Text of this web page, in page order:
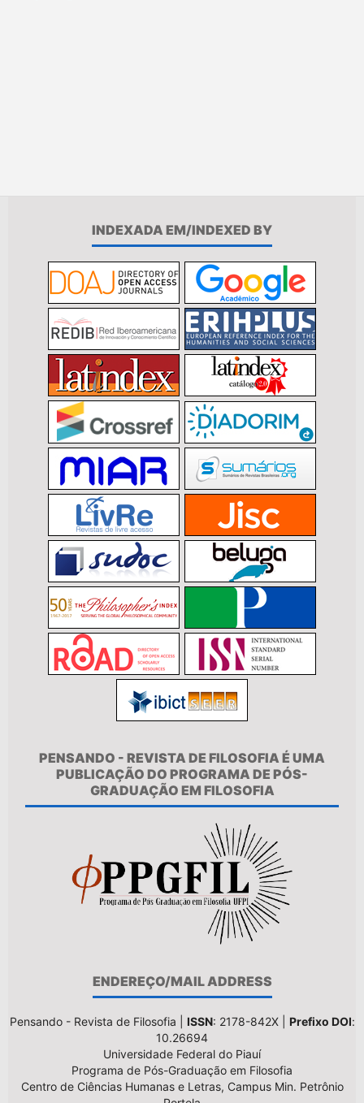
INDEXADA EM/INDEXED BY
PENSANDO - REVISTA DE FILOSOFIA É UMA
PUBLICAÇÃO DO PROGRAMA DE PÓS-
GRADUAÇÃO EM FILOSOFIA
ENDEREÇO/MAIL ADDRESS
Pensando - Revista de Filosofia | ISSN: 2178-842X | Prefixo DOI:
10.26694
Universidade Federal do Piauí
Programa de Pós-Graduação em Filosofia
Centro de Ciências Humanas e Letras, Campus Min. Petrônio